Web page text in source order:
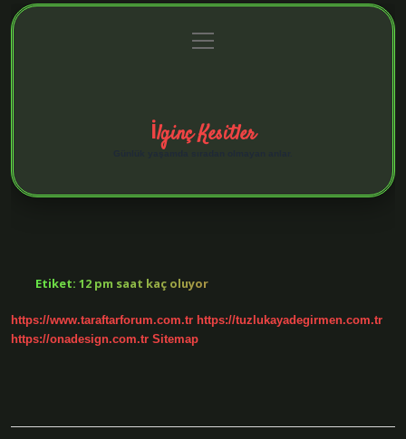
Gizlilik Politikası
menüyü
aç
İlginç Kesitler
Etiket: 12 pm saat kaç oluyor
https://www.taraftarforum.com.tr https://tuzlukayadegirmen.com.tr
https://onadesign.com.tr Sitemap